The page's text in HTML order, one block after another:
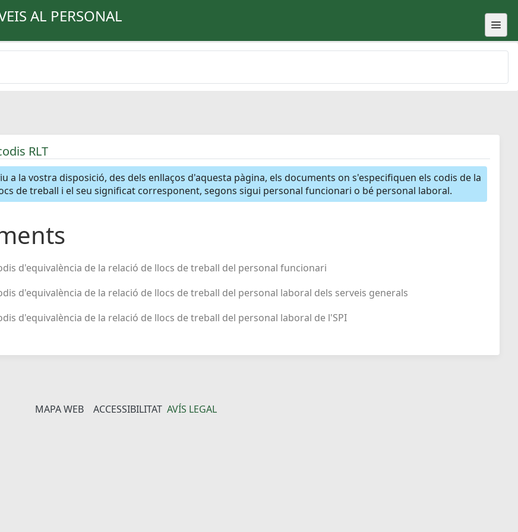
AL PERSONAL
RLT
a la vostra disposició, des dels enllaços d'aquesta pàgina, els documents on s'especifiquen els codis de la
de treball i el seu significat corresponent, segons sigui personal funcionari o bé personal laboral.
d'equivalència de la relació de llocs de treball del personal funcionari
d'equivalència de la relació de llocs de treball del personal laboral dels serveis generals
d'equivalència de la relació de llocs de treball del personal laboral de l'SPI
MAPA WEB ACCESSIBILITAT AVÍS LEGAL